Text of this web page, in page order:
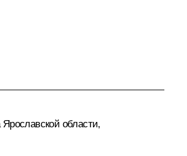
области,